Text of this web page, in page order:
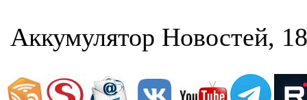
Аккумулятор Новостей,